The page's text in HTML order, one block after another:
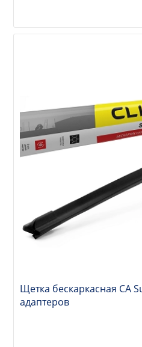
Щетка бескаркасная CA
адаптеров